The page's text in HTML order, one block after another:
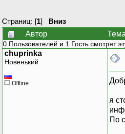
Страниц: [1] Вниз
Автор
0 Пользователей и 1 Гость смотрят
chuprinka
Новенький
Offline
я
По